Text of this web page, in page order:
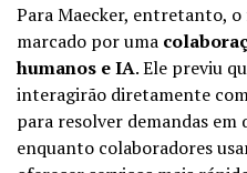
Para Maecker, entretanto,
marcado por uma
humanos e IA. Ele previu
interagirão diretamente
para resolver demandas em
enquanto colaboradores